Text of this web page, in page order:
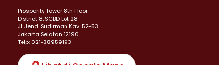
Prosperity Tower 8th Floor
District 8, SCBD Lot 28
JI. Jend. Sudirman Kav. 52-53
Jakarta Selatan 12190
Telp: 021-38959193